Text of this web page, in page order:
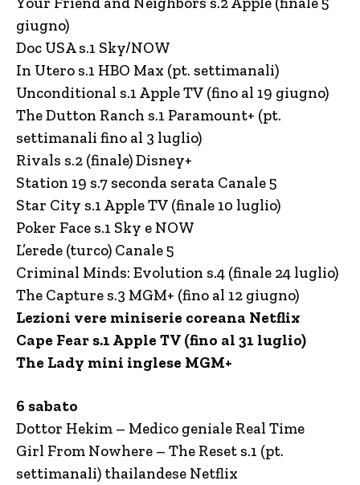
giugno)
Doc USA s.1 Sky/NOW
In Utero s.1 HBO Max (pt. settimanali)
Unconditional s.1 Apple TV (fino al 19 giugno)
The Dutton Ranch s.1 Paramount+ (pt.
settimanali fino al 3 luglio)
Rivals s.2 (finale) Disney+
Station 19 s.7 seconda serata Canale 5
Star City s.1 Apple TV (finale 10 luglio)
Poker Face s.1 Sky e NOW
L’erede (turco) Canale 5
Criminal Minds: Evolution s.4 (finale 24 luglio)
The Capture s.3 MGM+ (fino al 12 giugno)
Lezioni vere miniserie coreana Netflix
Cape Fear s.1 Apple TV (fino al 31 luglio)
The Lady mini inglese MGM+
6 sabato
Dottor Hekim – Medico geniale Real Time
Girl From Nowhere – The Reset s.1 (pt.
settimanali) thailandese Netflix